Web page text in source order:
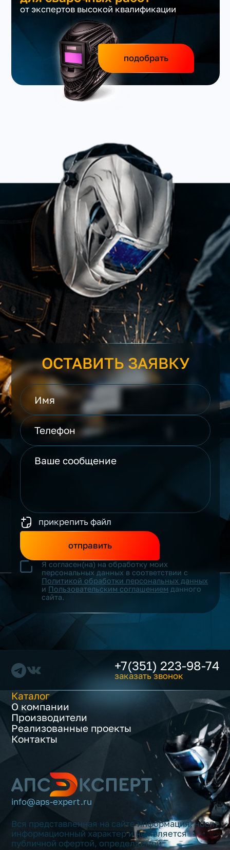
от экспертов высокой квалификации
подобрать
ОСТАВИТЬ ЗАЯВКУ
прикрепить файл
отправить
Я согласен(на) на обработку моих
персональных данных в соответствии с
Политикой обработки персональных данных
и Пользовательским соглашением данного
сайта.
+7(351) 223-98-74
заказать звонок
Каталог
О компании
Производители
Реализованные проекты
Контакты
info@aps-expert.ru
Вся представленная на сайте информация, носит
информационный характер и не является
публичной офертой, определяемой